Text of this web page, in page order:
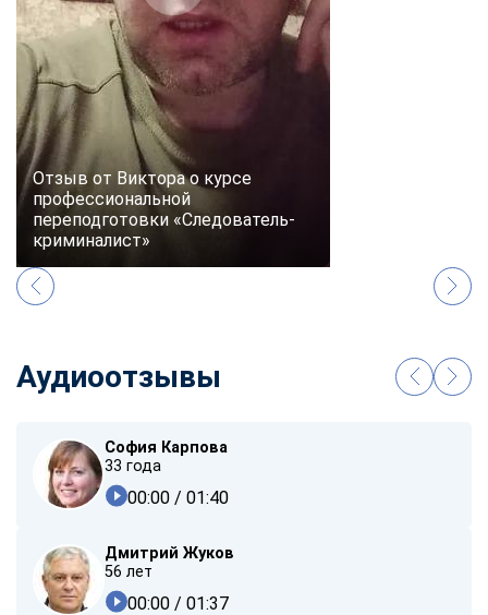
Отзыв от Виктора о курсе
профессиональной
переподготовки «Следователь-
криминалист»
Аудиоотзывы
София Карпова
33 года
00:00 / 01:40
Дмитрий Жуков
56 лет
00:00 / 01:37